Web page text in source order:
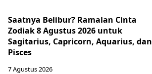
Saatnya Belibur? Ramalan Cinta
Zodiak 8 Agustus 2026 untuk
Sagitarius, Capricorn, Aquarius, dan
Pisces
7 Agustus 2026